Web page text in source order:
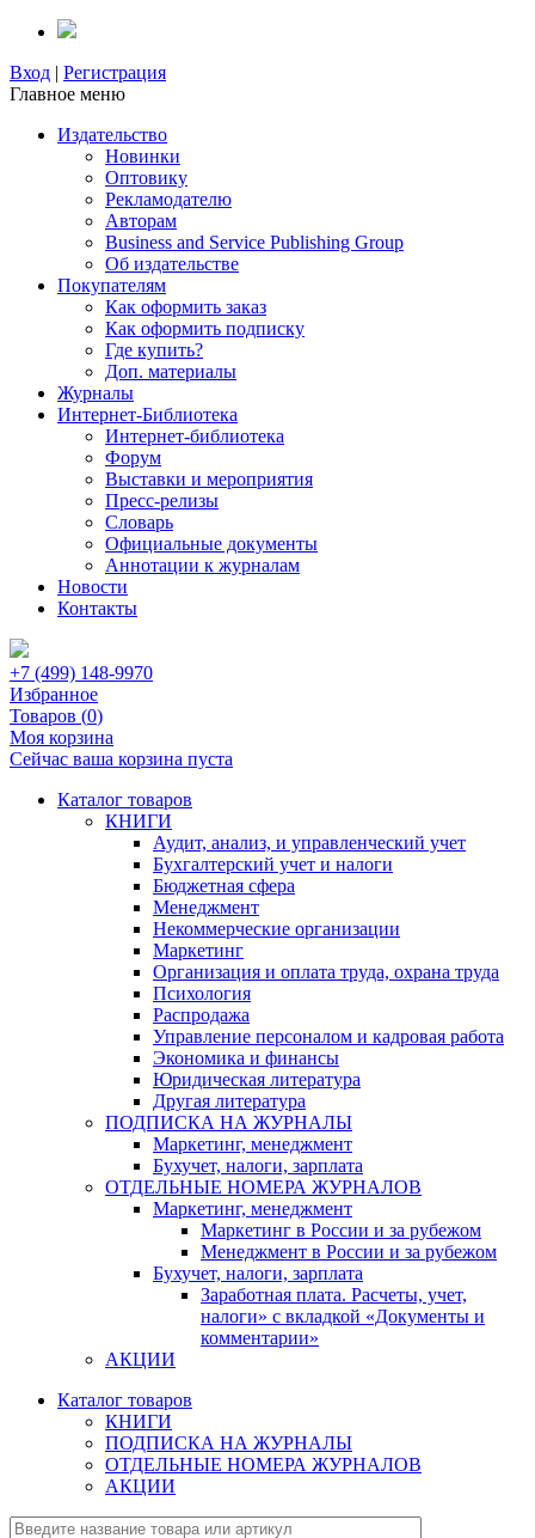
Вход | Регистрация
Главное меню
Издательство
Новинки
Оптовику
Рекламодателю
Авторам
Business and Service Publishing Group
Об издательстве
Покупателям
Как оформить заказ
Как оформить подписку
Где купить?
Доп. материалы
Журналы
Интернет-Библиотека
Интернет-библиотека
Форум
Выставки и мероприятия
Пресс-релизы
Словарь
Официальные документы
Аннотации к журналам
Новости
Контакты
+7 (499) 148-9970
Избранное
Товаров (0)
Моя корзина
Сейчас ваша корзина пуста
Каталог товаров
КНИГИ
Аудит, анализ, и управленческий учет
Бухгалтерский учет и налоги
Бюджетная сфера
Менеджмент
Некоммерческие организации
Маркетинг
Организация и оплата труда, охрана труда
Психология
Распродажа
Управление персоналом и кадровая работа
Экономика и финансы
Юридическая литература
Другая литература
ПОДПИСКА НА ЖУРНАЛЫ
Маркетинг, менеджмент
Бухучет, налоги, зарплата
ОТДЕЛЬНЫЕ НОМЕРА ЖУРНАЛОВ
Маркетинг, менеджмент
Маркетинг в России и за рубежом
Менеджмент в России и за рубежом
Бухучет, налоги, зарплата
Заработная плата. Расчеты, учет,
налоги» с вкладкой «Документы и
комментарии»
АКЦИИ
Каталог товаров
КНИГИ
ПОДПИСКА НА ЖУРНАЛЫ
ОТДЕЛЬНЫЕ НОМЕРА ЖУРНАЛОВ
АКЦИИ